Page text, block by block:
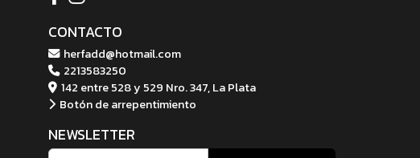
CONTACTO
herfadd@hotmail.com
2213583250
142 entre 528 y 529 Nro. 347, La Plata
Botón de arrepentimiento
NEWSLETTER